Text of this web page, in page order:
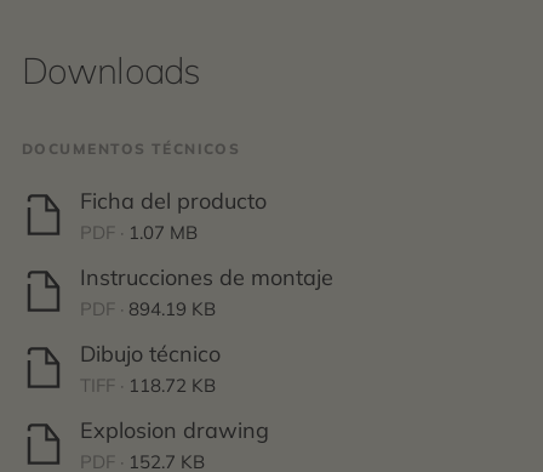
Downloads
DOCUMENTOS TÉCNICOS
Ficha del producto
PDF · 1.07 MB
Instrucciones de montaje
PDF · 894.19 KB
Dibujo técnico
TIFF · 118.72 KB
Explosion drawing
PDF · 152.7 KB